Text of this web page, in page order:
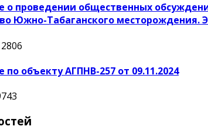
о проведении общественных
Южно-Табаганского месторождения.
объекту АГПНВ-257 от 09.11.2024